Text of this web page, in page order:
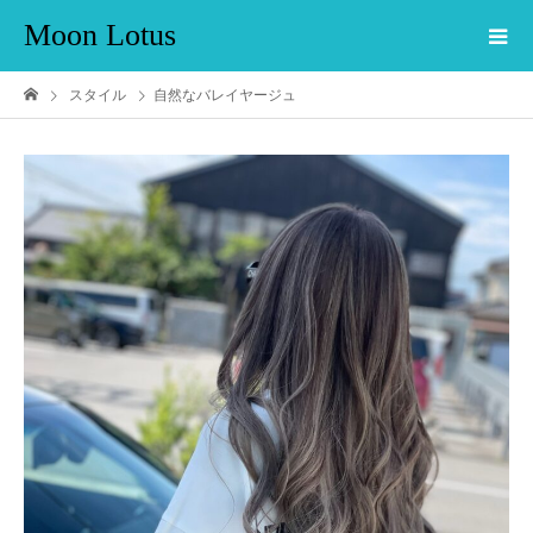
Moon Lotus
スタイル 自然なバレイヤージュ